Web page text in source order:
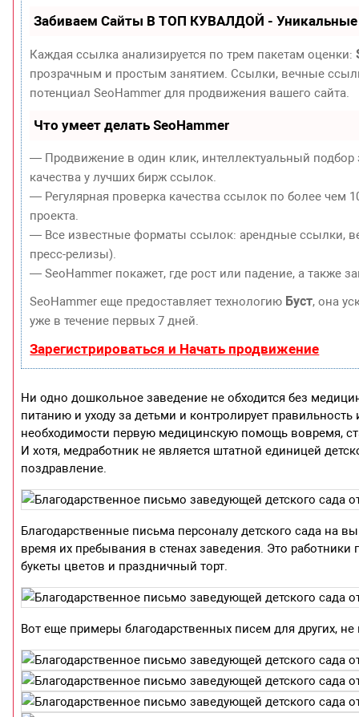
Забиваем Сайты В ТОП КУВАЛДОЙ - Уникальные
Каждая ссылка анализируется по трем пакетам оценки:
прозрачным и простым занятием. Ссылки, вечные
потенциал SeoHammer для продвижения вашего сайта.
Что умеет делать SeoHammer
— Продвижение в один клик, интеллектуальный
качества у лучших бирж ссылок.
— Регулярная проверка качества ссылок по более чем
проекта.
— Все известные форматы ссылок: арендные ссылки,
пресс-релизы).
— SeoHammer покажет, где рост или падение, а также
SeoHammer еще предоставляет технологию Буст, она
уже в течение первых 7 дней.
Зарегистрироваться и Начать продвижение
Ни одно дошкольное заведение не обходится без
питанию и уходу за детьми и контролирует
необходимости первую медицинскую помощь вовремя,
И хотя, медработник не является штатной единицей
поздравление.
Благодарственные письма персоналу детского сада на
время их пребывания в стенах заведения. Это
букеты цветов и праздничный торт.
Вот еще примеры благодарственных писем для других,